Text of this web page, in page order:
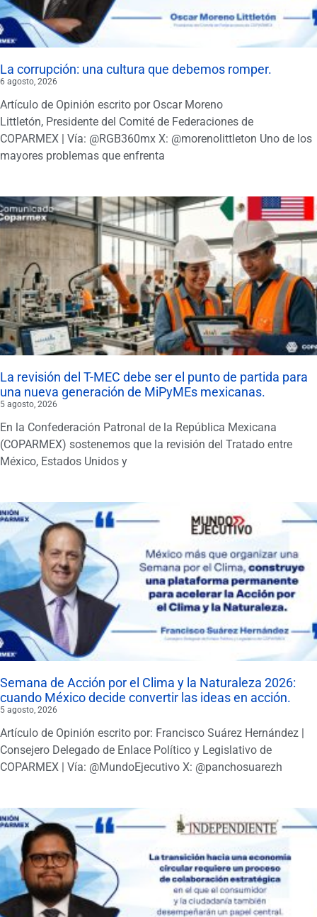
La corrupción: una cultura que debemos romper.
6 agosto, 2026
Artículo de Opinión escrito por Oscar Moreno
Littletón, Presidente del Comité de Federaciones de
COPARMEX | Vía: @RGB360mx X: @morenolittleton Uno de los
mayores problemas que enfrenta
La revisión del T-MEC debe ser el punto de partida para
una nueva generación de MiPyMEs mexicanas.
5 agosto, 2026
En la Confederación Patronal de la República Mexicana
(COPARMEX) sostenemos que la revisión del Tratado entre
México, Estados Unidos y
Semana de Acción por el Clima y la Naturaleza 2026:
cuando México decide convertir las ideas en acción.
5 agosto, 2026
Artículo de Opinión escrito por: Francisco Suárez Hernández |
Consejero Delegado de Enlace Político y Legislativo de
COPARMEX | Vía: @MundoEjecutivo X: @panchosuarezh